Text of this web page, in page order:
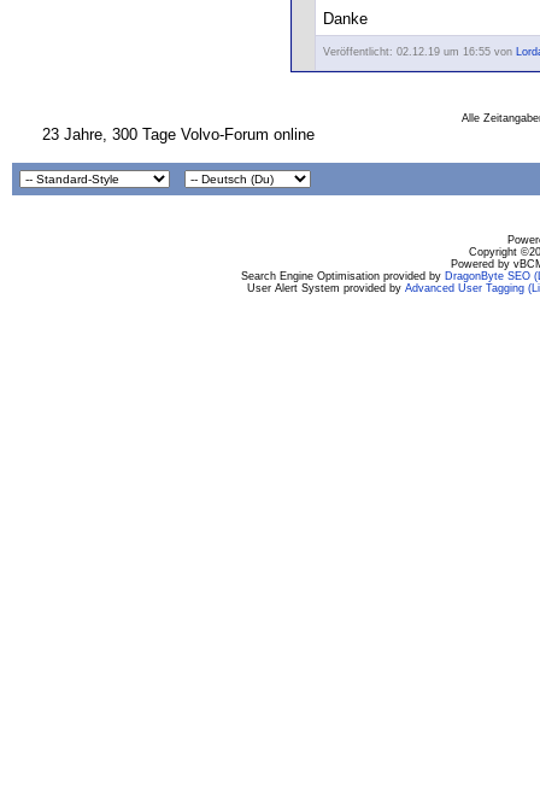
Danke
Veröffentlicht: 02.12.19 um 16:55 von
Alle
23 Jahre, 300 Tage Volvo-Forum online
Copyright
Powered by
Search Engine Optimisation provided by DragonByte SEO
User Alert System provided by Advanced User Tagging